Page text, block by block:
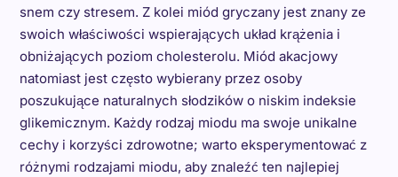
snem czy stresem. Z kolei miód gryczany jest znany ze
swoich właściwości wspierających układ krążenia i
obniżających poziom cholesterolu. Miód akacjowy
natomiast jest często wybierany przez osoby
poszukujące naturalnych słodzików o niskim indeksie
glikemicznym. Każdy rodzaj miodu ma swoje unikalne
cechy i korzyści zdrowotne; warto eksperymentować z
różnymi rodzajami miodu, aby znaleźć ten najlepiej